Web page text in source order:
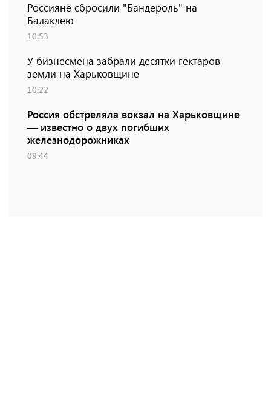
Россияне сбросили "Бандероль" на
Балаклею
10:53
У бизнесмена забрали десятки гектаров
земли на Харьковщине
10:22
Россия обстреляла вокзал на Харьковщине
— известно о двух погибших
железнодорожниках
09:44